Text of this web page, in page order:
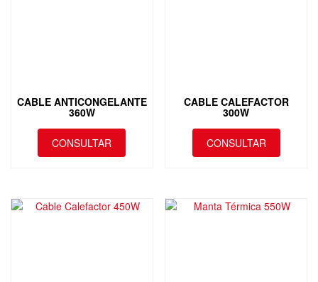
CABLE ANTICONGELANTE
360W
CONSULTAR
CABLE CALEFACTOR
300W
CONSULTAR